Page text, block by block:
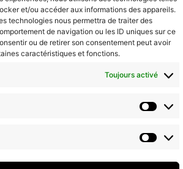
et/ou accéder aux informations des appareils.
technologies nous permettra de traiter des
de navigation ou les ID uniques sur ce
ou de retirer son consentement peut avoir
caractéristiques et fonctions.
Toujours activé